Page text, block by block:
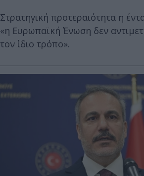
Στρατηγική προτεραιότητα η
«η Ευρωπαϊκή Ένωση δεν
τον ίδιο τρόπο».